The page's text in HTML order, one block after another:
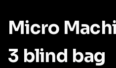
Micro
3 blind bag